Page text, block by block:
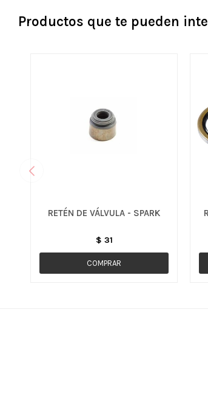
Productos que te pueden
RETÉN DE VÁLVULA - SPARK
$ 31